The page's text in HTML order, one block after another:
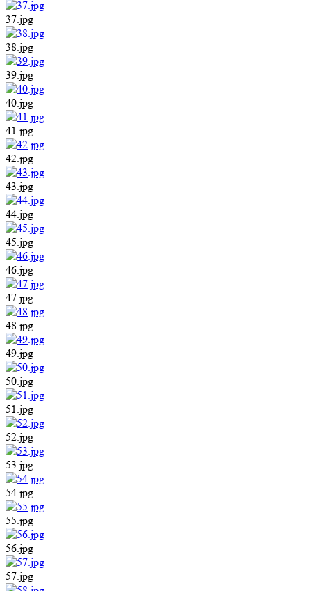
37.jpg
38.jpg
39.jpg
40.jpg
41.jpg
42.jpg
43.jpg
44.jpg
45.jpg
46.jpg
47.jpg
48.jpg
49.jpg
50.jpg
51.jpg
52.jpg
53.jpg
54.jpg
55.jpg
56.jpg
57.jpg